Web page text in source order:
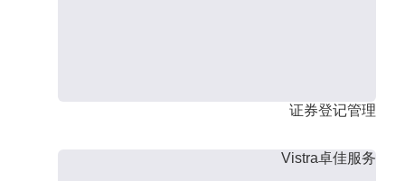
证券登记管理
Vistra卓佳服务